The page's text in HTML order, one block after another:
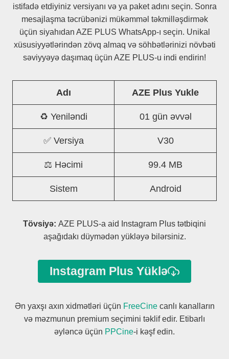
istifadə etdiyiniz versiyanı və ya paket adını seçin. Sonra
mesajlaşma təcrübənizi mükəmməl təkmilləşdirmək
üçün siyahıdan AZE PLUS WhatsApp-ı seçin. Unikal
xüsusiyyətlərindən zövq almaq və söhbətlərinizi növbəti
səviyyəyə daşımaq üçün AZE PLUS-u indi endirin!
Adı AZE Plus Yukle
♻️ Yeniləndi 01 gün əvvəl
✅ Versiya V30
⚖️ Həcimi 99.4 MB
Sistem Android
Tövsiyə: AZE PLUS-a aid Instagram Plus tətbiqini
aşağıdakı düymədən yükləyə bilərsiniz.
Instagram Plus Yüklə
Ən yaxşı axın xidmətləri üçün FreeCinecanlı kanalların
və məzmunun premium seçimini təklif edir. Etibarlı
əyləncə üçün PPCine-i kəşf edin.